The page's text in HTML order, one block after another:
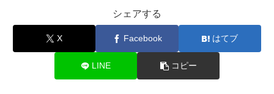
シェアする
X Facebook はてブ
LINE コピー